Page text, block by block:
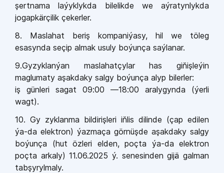
şertnama laýyklykda bilelikde we aýratynlykda
jogapkärçilik çekerler.
8. Maslahat beriş kompaniýasy, hil we töleg
esasynda seçip almak usuly boýunça saýlanar.
9.Gyzyklanýan maslahatçylar has giňişleýin
maglumaty aşakdaky salgy boýunça alyp bilerler:
iş günleri sagat 09:00 —18:00 aralygynda (ýerli
wagt).
10. Gy zyklanma bildirişleri iňlis dilinde (çap edilen
ýa-da elektron) ýazmaça görnüşde aşakdaky salgy
boýunça (hut özleri elden, poçta ýa-da elektron
poçta arkaly) 11.06.2025 ý. senesinden gijä galman
tabşyrylmaly.